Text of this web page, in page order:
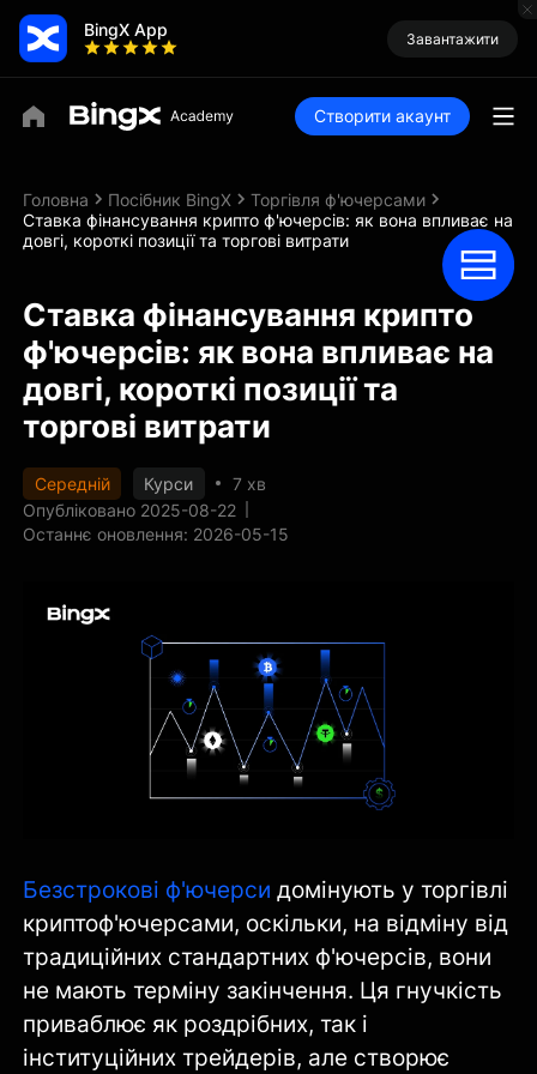
BingX App Завантажити
Створити акаунт
Головна Посібник BingX
Торгівля ф'ючерсами
Ставка фінансування крипто ф'ючерсів: як вона впливає на
довгі, короткі позиції та торгові витрати
Ставка фінансування крипто
ф'ючерсів: як вона впливає на
довгі, короткі позиції та
торгові витрати
Середній Курси
7 хв
Опубліковано 2025-08-22
Останнє оновлення: 2026-05-15
Безстрокові ф'ючерси домінують у торгівлі
криптоф'ючерсами, оскільки, на відміну від
традиційних стандартних ф'ючерсів, вони
не мають терміну закінчення. Ця гнучкість
приваблює як роздрібних, так і
інституційних трейдерів, але створює